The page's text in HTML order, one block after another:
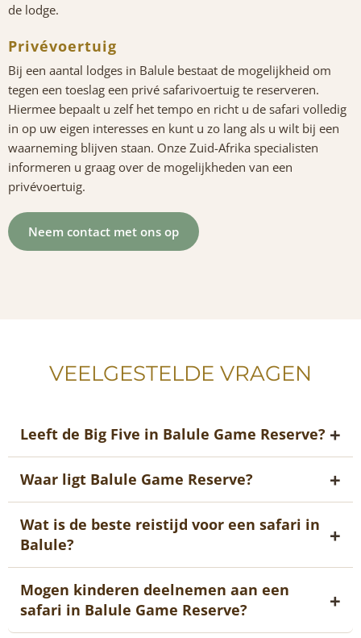
de lodge.
Privévoertuig
Bij een aantal lodges in Balule bestaat de mogelijkheid om
tegen een toeslag een privé safarivoertuig te reserveren.
Hiermee bepaalt u zelf het tempo en richt u de safari volledig
in op uw eigen interesses en kunt u zo lang als u wilt bij een
waarneming blijven staan. Onze Zuid-Afrika specialisten
informeren u graag over de mogelijkheden van een
privévoertuig.
Neem contact met ons op
VEELGESTELDE VRAGEN
Leeft de Big Five in Balule Game Reserve?
Waar ligt Balule Game Reserve?
Wat is de beste reistijd voor een safari in
Balule?
Mogen kinderen deelnemen aan een
safari in Balule Game Reserve?